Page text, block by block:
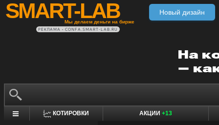
SMART-LAB
Мы делаем деньги на бирже
Новый дизайн
РЕКЛАМА • CONFA.SMART-LAB.RU
КОТИРОВКИ АКЦИИ +13